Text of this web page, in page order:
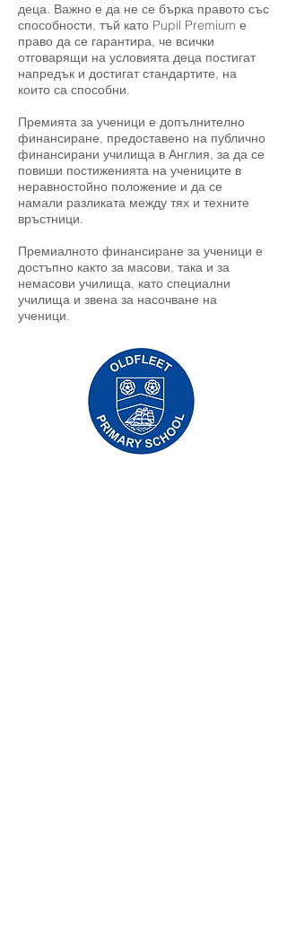
деца. Важно е да не се бърка правото със
способности, тъй като Pupil Premium е
право да се гарантира, че всички
отговарящи на условията деца постигат
напредък и достигат стандартите, на
които са способни.
Премията за ученици е допълнително
финансиране, предоставено на публично
финансирани училища в Англия, за да се
повиши постиженията на учениците в
неравностойно положение и да се
намали разликата между тях и техните
връстници.
Премиалното финансиране за ученици е
достъпно както за масови, така и за
немасови училища, като специални
училища и звена за насочване на
ученици.